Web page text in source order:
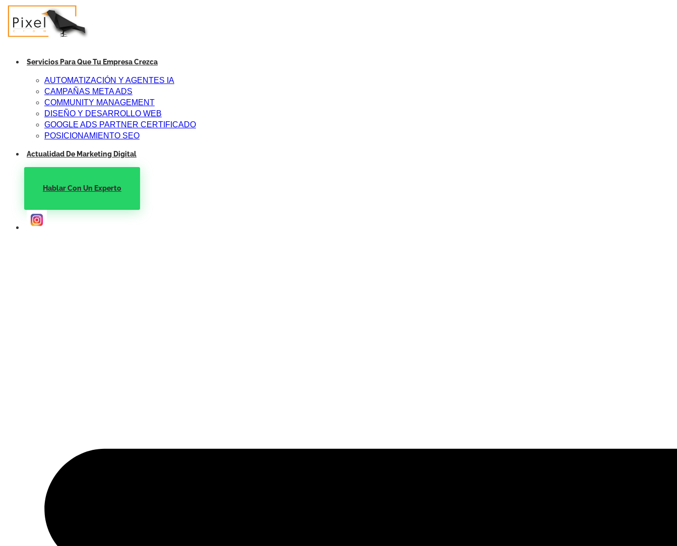
Servicios Para Que Tu Empresa Crezca
AUTOMATIZACIÓN Y AGENTES IA
CAMPAÑAS META ADS
COMMUNITY MANAGEMENT
DISEÑO Y DESARROLLO WEB
GOOGLE ADS PARTNER CERTIFICADO
POSICIONAMIENTO SEO
Actualidad De Marketing Digital
Hablar Con Un Experto